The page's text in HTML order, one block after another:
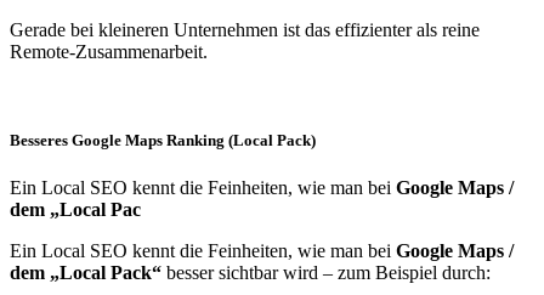
Gerade bei kleineren Unternehmen ist das effizienter als reine
Remote-Zusammenarbeit.
Besseres Google Maps Ranking (Local Pack)
Ein Local SEO kennt die Feinheiten, wie man bei Google Maps /
dem „Local Pac
Ein Local SEO kennt die Feinheiten, wie man bei Google Maps /
dem „Local Pack“ besser sichtbar wird – zum Beispiel durch: